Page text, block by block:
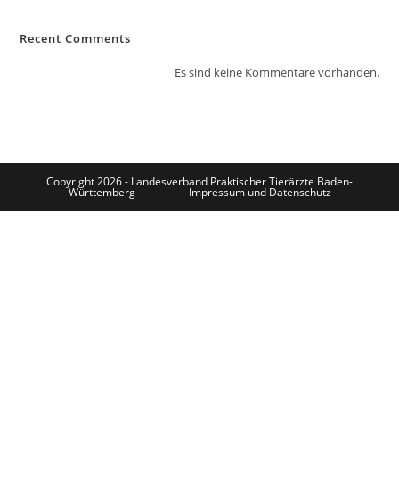
Recent Comments
Es sind keine Kommentare vorhanden.
Copyright 2026 - Landesverband Praktischer Tierärzte Baden-
Württemberg Impressum und Datenschutz